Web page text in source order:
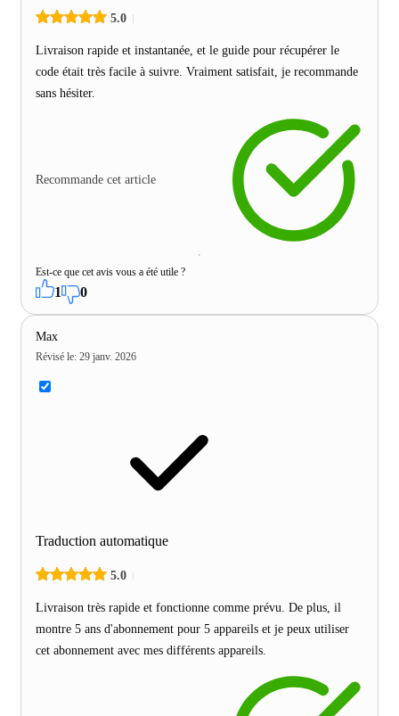
5.0
Livraison rapide et instantanée, et le guide pour récupérer le
code était très facile à suivre. Vraiment satisfait, je recommande
sans hésiter.
Recommande cet article
Est-ce que cet avis vous a été utile ?
1 0
Max
Révisé le: 29 janv. 2026
Traduction automatique
5.0
Livraison très rapide et fonctionne comme prévu. De plus, il
montre 5 ans d'abonnement pour 5 appareils et je peux utiliser
cet abonnement avec mes différents appareils.